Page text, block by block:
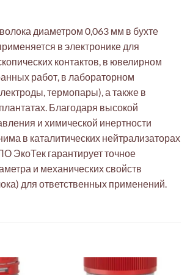
диаметром 0,063 мм в бухте
в электронике для
контактов, в ювелирном
работ, в лабораторном
термопары), а также в
Благодаря высокой
и химической инертности
в каталитических нейтрализаторах
ЭкоТек гарантирует точное
и механических свойств
для ответственных применений.